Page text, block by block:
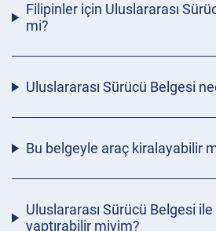
Filipinler için Uluslararası
mi?
Uluslararası Sürücü Belgesi
Bu belgeyle araç kiralayabilir
Uluslararası Sürücü Belgesi
yaptırabilir miyim?